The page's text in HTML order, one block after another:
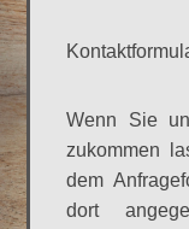
Wenn Sie
zukommen
dem
dort